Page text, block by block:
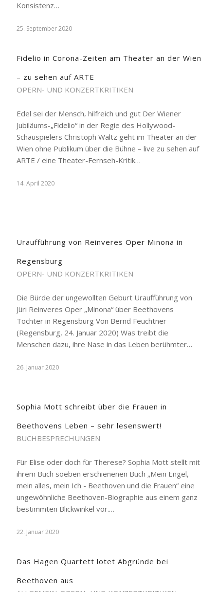
Konsistenz…
25. September 2020
Fidelio in Corona-Zeiten am Theater an der Wien
– zu sehen auf ARTE
OPERN- UND KONZERTKRITIKEN
Edel sei der Mensch, hilfreich und gut Der Wiener
Jubiläums-„Fidelio“ in der Regie des Hollywood-
Schauspielers Christoph Waltz geht im Theater an der
Wien ohne Publikum über die Bühne – live zu sehen auf
ARTE / eine Theater-Fernseh-Kritik…
14. April 2020
Uraufführung von Reinveres Oper Minona in
Regensburg
OPERN- UND KONZERTKRITIKEN
Die Bürde der ungewollten Geburt Uraufführung von
Jüri Reinveres Oper „Minona“ über Beethovens
Tochter in Regensburg Von Bernd Feuchtner
(Regensburg, 24. Januar 2020) Was treibt die
Menschen dazu, ihre Nase in das Leben berühmter…
26. Januar 2020
Sophia Mott schreibt über die Frauen in
Beethovens Leben – sehr lesenswert!
BUCHBESPRECHUNGEN
Für Elise oder doch für Therese? Sophia Mott stellt mit
ihrem Buch soeben erschienenen Buch „Mein Engel,
mein alles, mein Ich - Beethoven und die Frauen“ eine
ungewöhnliche Beethoven-Biographie aus einem ganz
bestimmten Blickwinkel vor.…
22. Januar 2020
Das Hagen Quartett lotet Abgründe bei
Beethoven aus